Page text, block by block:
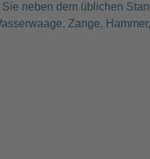
neben dem üblichen
Zange,